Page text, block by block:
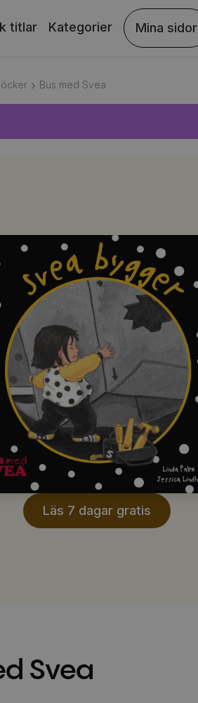
titlar Kategorier Mina sidor
Bus med Svea
Läs 7 dagar gratis
Svea